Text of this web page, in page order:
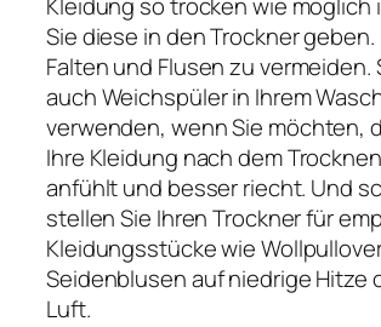
Kleidung so trocken wie möglich
Sie diese in den Trockner geben.
Falten und Flusen zu vermeiden.
auch Weichspüler in Ihrem
verwenden, wenn Sie möchten,
Ihre Kleidung nach dem
anfühlt und besser riecht. Und
stellen Sie Ihren Trockner für
Kleidungsstücke wie
Seidenblusen auf niedrige Hitze
Luft.